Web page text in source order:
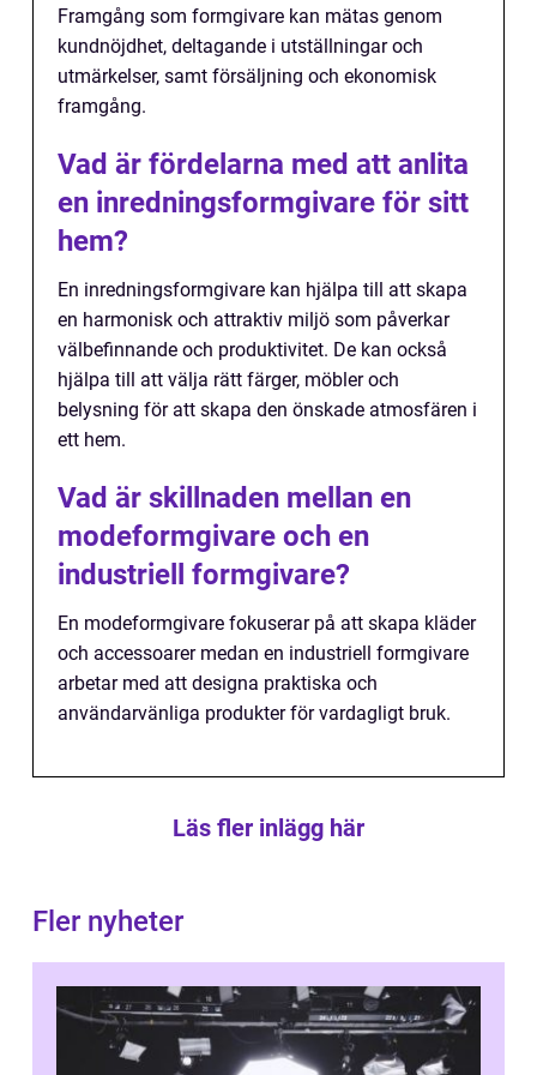
Framgång som formgivare kan mätas genom
kundnöjdhet, deltagande i utställningar och
utmärkelser, samt försäljning och ekonomisk
framgång.
Vad är fördelarna med att anlita
en inredningsformgivare för sitt
hem?
En inredningsformgivare kan hjälpa till att skapa
en harmonisk och attraktiv miljö som påverkar
välbefinnande och produktivitet. De kan också
hjälpa till att välja rätt färger, möbler och
belysning för att skapa den önskade atmosfären i
ett hem.
Vad är skillnaden mellan en
modeformgivare och en
industriell formgivare?
En modeformgivare fokuserar på att skapa kläder
och accessoarer medan en industriell formgivare
arbetar med att designa praktiska och
användarvänliga produkter för vardagligt bruk.
Läs fler inlägg här
Fler nyheter